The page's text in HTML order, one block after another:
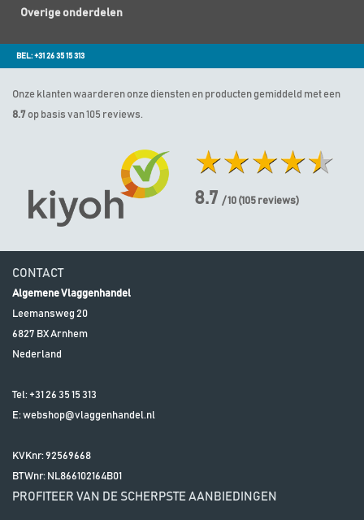
Overige onderdelen
BEL: +31 26 35 15 313
Onze klanten waarderen onze diensten en producten gemiddeld met een
8.7 op basis van 105 reviews.
8.7 / 10 (105 reviews)
CONTACT
Algemene Vlaggenhandel
Leemansweg 20
6827 BXArnhem
Nederland
Tel: +31 26 35 15 313
E:webshop@vlaggenhandel.nl
KVKnr: 92569668
BTWnr: NL866102164B01
PROFITEER VAN DE SCHERPSTE AANBIEDINGEN